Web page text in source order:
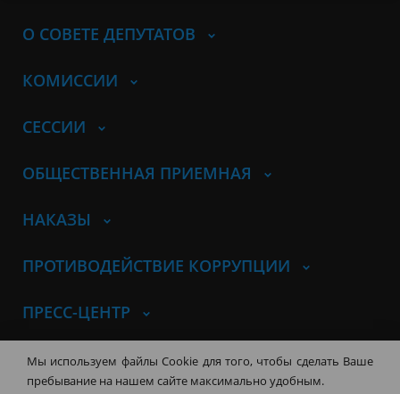
О СОВЕТЕ ДЕПУТАТОВ
КОМИССИИ
СЕССИИ
ОБЩЕСТВЕННАЯ ПРИЕМНАЯ
НАКАЗЫ
ПРОТИВОДЕЙСТВИЕ КОРРУПЦИИ
ПРЕСС-ЦЕНТР
© Совет депутатов города
НовосибирскаКонтакты Карта сайта
Мы используем файлы Cookie для того, чтобы сделать Ваше
пребывание на нашем сайте максимально удобным.